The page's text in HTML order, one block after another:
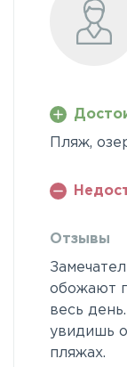
Пляж,
Отзывы
обожают
весь
увидишь
пляжах.